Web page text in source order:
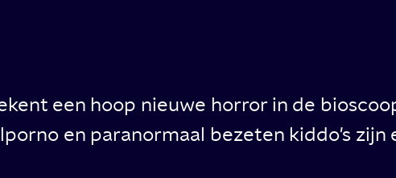
een hoop nieuwe horror in de
en paranormaal bezeten kiddo's zijn